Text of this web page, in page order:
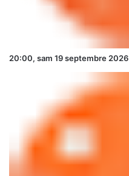
20:00, sam 19 septembre 2026